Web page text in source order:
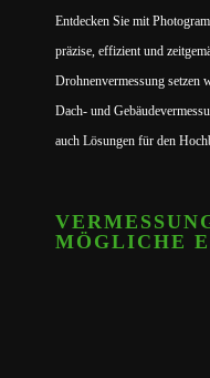
Entdecken Sie mit
präzise, effizient und
Drohnenvermessung setzen
Dach- und
auch Lösungen für den
MÖGLICHE